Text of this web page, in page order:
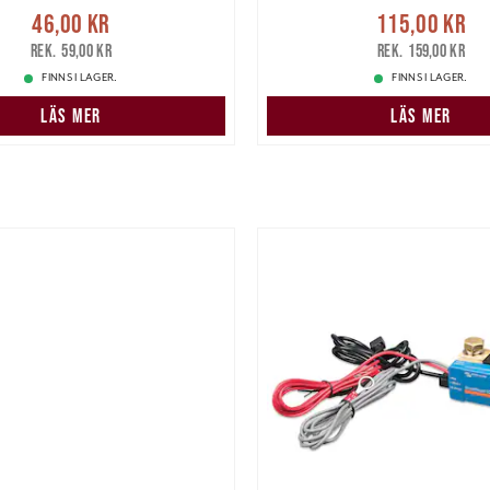
pris :46,00 kr
pris:59,00 kr
46,00 kr
59,00 kr
FINNS I LAGER.
LÄS MER
Nuvarande pris
Tidigare pris
115,00 kr
159,00 kr
FINNS I LAGER.
LÄS MER